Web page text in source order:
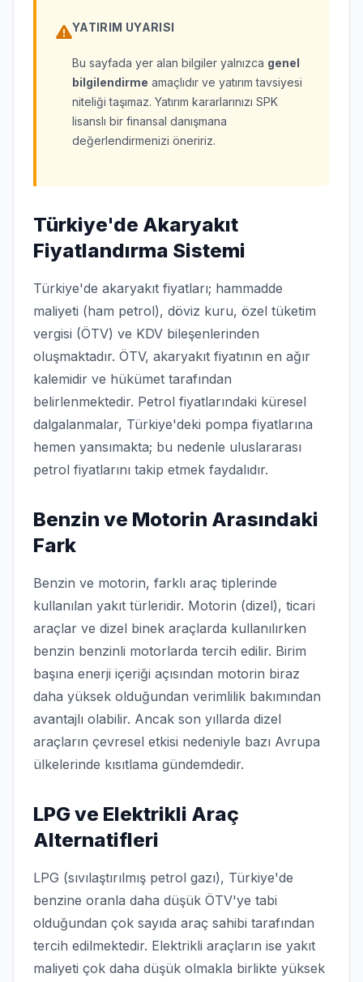
YATIRIM UYARISI
Bu sayfada yer alan bilgiler yalnızca genel
bilgilendirme amaçlıdır ve yatırım tavsiyesi
niteliği taşımaz. Yatırım kararlarınızı SPK
lisanslı bir finansal danışmana
değerlendirmenizi öneririz.
Türkiye'de Akaryakıt
Fiyatlandırma Sistemi
Türkiye'de akaryakıt fiyatları; hammadde
maliyeti (ham petrol), döviz kuru, özel tüketim
vergisi (ÖTV) ve KDV bileşenlerinden
oluşmaktadır. ÖTV, akaryakıt fiyatının en ağır
kalemidir ve hükümet tarafından
belirlenmektedir. Petrol fiyatlarındaki küresel
dalgalanmalar, Türkiye'deki pompa fiyatlarına
hemen yansımakta; bu nedenle uluslararası
petrol fiyatlarını takip etmek faydalıdır.
Benzin ve Motorin Arasındaki
Fark
Benzin ve motorin, farklı araç tiplerinde
kullanılan yakıt türleridir. Motorin (dizel), ticari
araçlar ve dizel binek araçlarda kullanılırken
benzin benzinli motorlarda tercih edilir. Birim
başına enerji içeriği açısından motorin biraz
daha yüksek olduğundan verimlilik bakımından
avantajlı olabilir. Ancak son yıllarda dizel
araçların çevresel etkisi nedeniyle bazı Avrupa
ülkelerinde kısıtlama gündemdedir.
LPG ve Elektrikli Araç
Alternatifleri
LPG (sıvılaştırılmış petrol gazı), Türkiye'de
benzine oranla daha düşük ÖTV'ye tabi
olduğundan çok sayıda araç sahibi tarafından
tercih edilmektedir. Elektrikli araçların ise yakıt
maliyeti çok daha düşük olmakla birlikte yüksek